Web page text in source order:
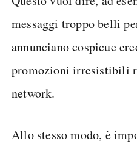
messaggi troppo belli
annunciano cospicue
promozioni irresistibili
network.
Allo stesso modo, è